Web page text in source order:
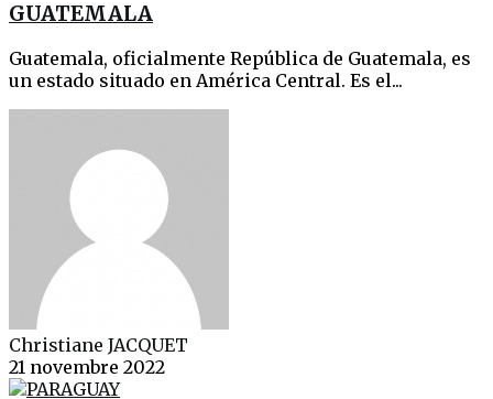
GUATEMALA
Guatemala, oficialmente República de Guatemala, es
un estado situado en América Central. Es el...
Christiane JACQUET
21 novembre 2022